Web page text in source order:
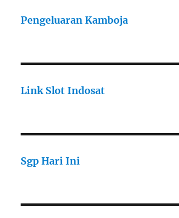
Pengeluaran Kamboja
Link Slot Indosat
Sgp Hari Ini